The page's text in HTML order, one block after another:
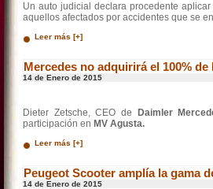
Un auto judicial declara procedente aplicar
aquellos afectados por accidentes que se
Leer más [+]
Mercedes no adquirirá el 100% de
14 de Enero de 2015
Dieter Zetsche, CEO de Daimler
participación en MV Agusta.
Leer más [+]
Peugeot Scooter amplía la gama
14 de Enero de 2015